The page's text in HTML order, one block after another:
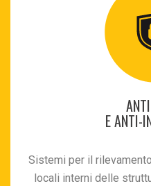
E ANTI-
Sistemi per il
locali interni delle